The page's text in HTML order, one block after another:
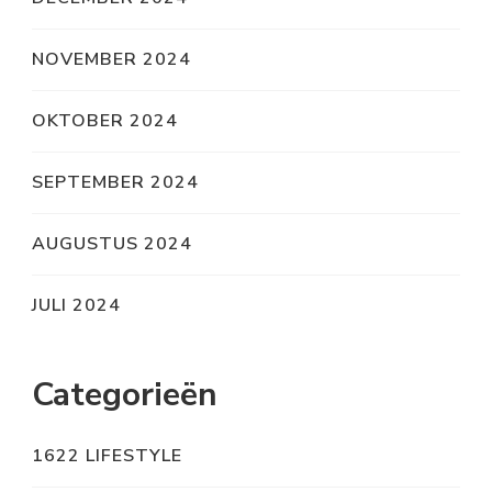
NOVEMBER 2024
OKTOBER 2024
SEPTEMBER 2024
AUGUSTUS 2024
JULI 2024
Categorieën
1622 LIFESTYLE